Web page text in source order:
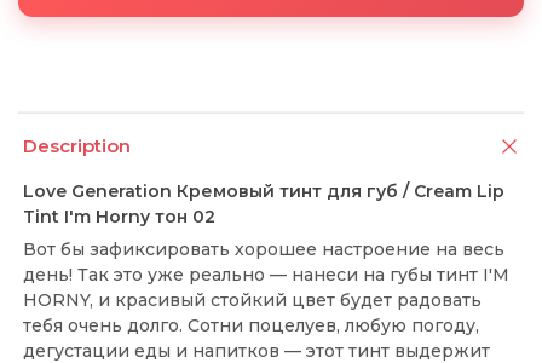
Description
Love Generation Кремовый тинт для губ / Cream Lip
Tint I'm Horny тон 02
Вот бы зафиксировать хорошее настроение на весь
день! Так это уже реально — нанеси на губы тинт I'M
HORNY, и красивый стойкий цвет будет радовать
тебя очень долго. Сотни поцелуев, любую погоду,
дегустации еды и напитков — этот тинт выдержит